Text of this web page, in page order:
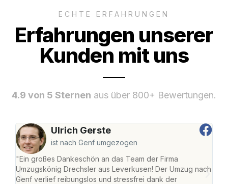
ECHTE ERFAHRUNGEN
Erfahrungen unserer
Kunden mit uns
4.9 von 5 Sternen aus über 800+ Bewertungen.
Ulrich Gerste
ist nach Genf umgezogen
"Ein großes Dankeschön an das Team der Firma
Umzugskönig Drechsler aus Leverkusen! Der Umzug nach
Genf verlief reibungslos und stressfrei dank der